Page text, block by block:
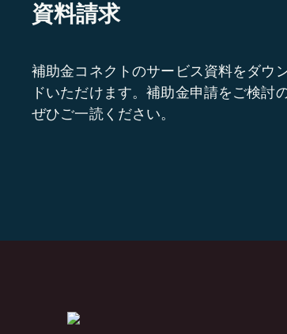
資料請求
補助金コネクトのサービス資料をダウ
ドいただけます。補助金申請をご検討
ぜひご一読ください。